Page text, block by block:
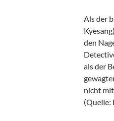
Als der
den
als der
nicht
(Quelle: